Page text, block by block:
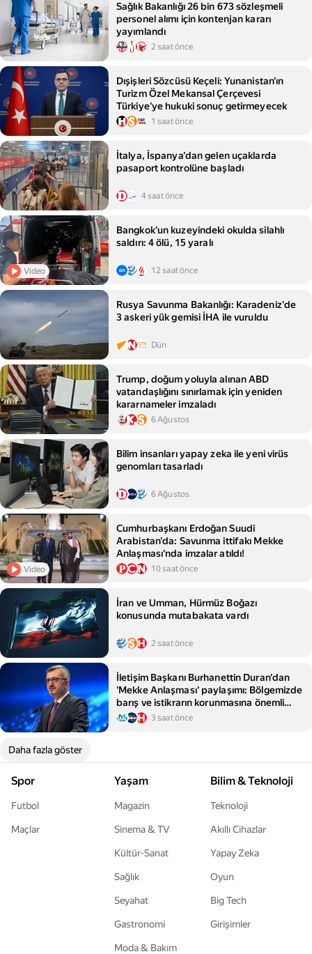
Sağlık Bakanlığı 26 bin 673 sözleşmeli
personel alımı için kontenjan kararı
yayımlandı
2 saat önce
Dışişleri Sözcüsü Keçeli: Yunanistan'ın
Turizm Özel Mekansal Çerçevesi
Türkiye'ye hukuki sonuç getirmeyecek
1 saat önce
İtalya, İspanya'dan gelen uçaklarda
pasaport kontrolüne başladı
4 saat önce
Video
Bangkok'un kuzeyindeki okulda silahlı
saldırı: 4 ölü, 15 yaralı
12 saat önce
Rusya Savunma Bakanlığı: Karadeniz'de
3 askeri yük gemisi İHA ile vuruldu
Dün
Trump, doğum yoluyla alınan ABD
vatandaşlığını sınırlamak için yeniden
kararnameler imzaladı
6 Ağustos
Bilim insanları yapay zeka ile yeni virüs
genomları tasarladı
6 Ağustos
Video
Cumhurbaşkanı Erdoğan Suudi
Arabistan'da: Savunma ittifakı Mekke
Anlaşması'nda imzalar atıldı!
10 saat önce
İran ve Umman, Hürmüz Boğazı
konusunda mutabakata vardı
2 saat önce
İletişim Başkanı Burhanettin Duran'dan
'Mekke Anlaşması' paylaşımı: Bölgemizde
barış ve istikrarın korunmasına önemli
katkılar sağlayacak
3 saat önce
Daha fazla göster
Spor
Futbol
Maçlar
Yaşam
Magazin
Sinema & TV
Kültür-Sanat
Sağlık
Seyahat
Gastronomi
Moda & Bakım
Bilim & Teknoloji
Teknoloji
Akıllı Cihazlar
Yapay Zeka
Oyun
Big Tech
Girişimler